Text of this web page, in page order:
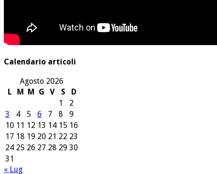
Calendario articoli
Agosto 2026
L
M M G V S
D
1
2
3
4 5 6 7 8
9
10 11 12 13 14 15 16
17 18 19 20 21 22 23
24 25 26 27 28 29 30
31
« Lug